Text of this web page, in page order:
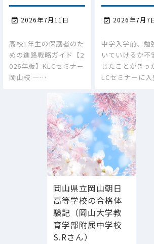
 2026年7月11日
高校1年生の保護者のた
めの進路戦略ガイド【2
026年版】KLCセミナー
岡山校 ―…
 2026年7月7
中学入学前、勉
いていけるか不
じたことがきっ
LCセミナーに
岡山県立岡山朝日
高等学校の合格体
験記（岡山大学教
育学部附属中学校
S.Rさん）